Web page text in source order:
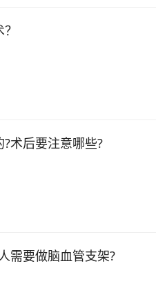
术后要注意哪些?
需要做脑血管支架?